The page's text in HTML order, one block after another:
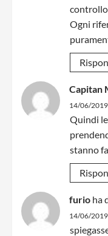
Ogni
Capitan
14/06/
Quindi
stanno
furio ha
14/06/